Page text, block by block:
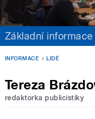
Základní informace
INFORMACE LIDÉ
Tereza
redaktorka publicistiky